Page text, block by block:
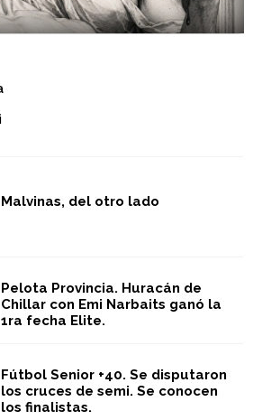
Malvinas, del otro lado
Pelota Provincia. Huracán de
Chillar con Emi Narbaits ganó la
1ra fecha Elite.
Fútbol Senior +40. Se disputaron
los cruces de semi. Se conocen
los finalistas.